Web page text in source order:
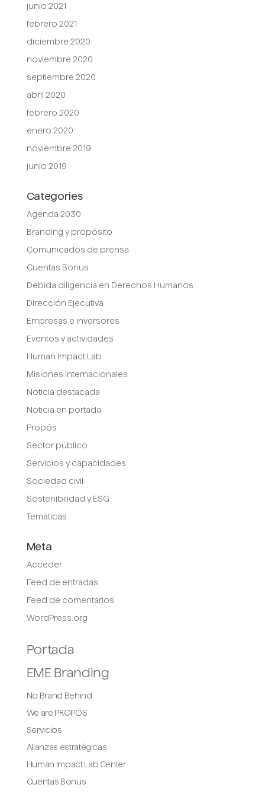
junio 2021
febrero 2021
diciembre 2020
noviembre 2020
septiembre 2020
abril 2020
febrero 2020
enero 2020
noviembre 2019
junio 2019
Categories
Agenda 2030
Branding y propósito
Comunicados de prensa
Cuentas Bonus
Debida diligencia en Derechos Humanos
Dirección Ejecutiva
Empresas e inversores
Eventos y actividades
Human Impact Lab
Misiones internacionales
Noticia destacada
Noticia en portada
Propós
Sector público
Servicios y capacidades
Sociedad civil
Sostenibilidad y ESG
Temáticas
Meta
Acceder
Feed de entradas
Feed de comentarios
WordPress.org
Portada
EME Branding
No Brand Behind
We are PROPÓS
Servicios
Alianzas estratégicas
Human Impact Lab Center
Cuentas Bonus